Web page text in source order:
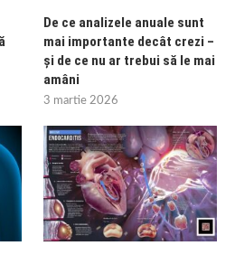
De ce analizele anuale sunt
mai importante decât crezi –
și de ce nu ar trebui să le mai
amâni
3 martie 2026